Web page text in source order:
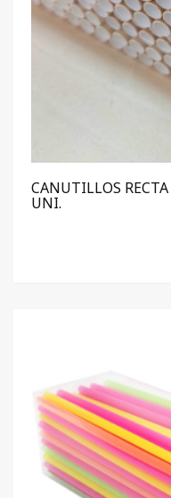
CANUTILLOS
UNI.